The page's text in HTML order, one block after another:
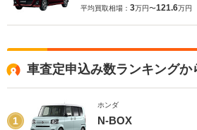
平均買取相場： 3万円〜121.6万円
車査定申込み数ランキングか
1
ホンダ
N-BOX